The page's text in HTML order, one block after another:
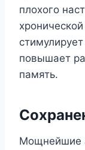
плохого
повышает
память.
Мощнейшие